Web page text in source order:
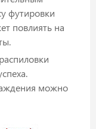
футировки
повлиять на
можно